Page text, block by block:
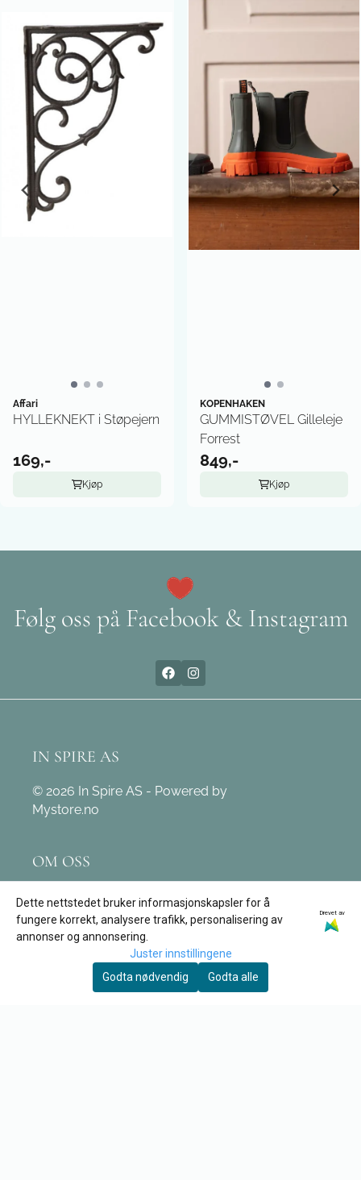
Affari
HYLLEKNEKT i Støpejern
169,-
Kjøp
KOPENHAKEN
GUMMISTØVEL Gilleleje
Forrest
849,-
Kjøp
Følg oss på Facebook & Instagram
IN SPIRE AS
© 2026 In Spire AS - Powered by
Mystore.no
OM OSS
Leivdalsvegen 171
6774 Nordfjordeid
Org. nr. 890 162 312
Dette nettstedet bruker informasjonskapsler for å
fungere korrekt, analysere trafikk, personalisering av
annonser og annonsering.
Drevet av
Juster innstillingene
Godta nødvendig
Godta alle